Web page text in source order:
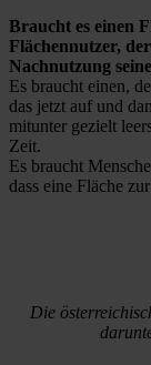
Braucht es einen
Flächennutzer,
Nachnutzung
Es braucht einen,
das jetzt auf und
mitunter gezielt
Zeit.
Es braucht
dass eine Fläche
Die